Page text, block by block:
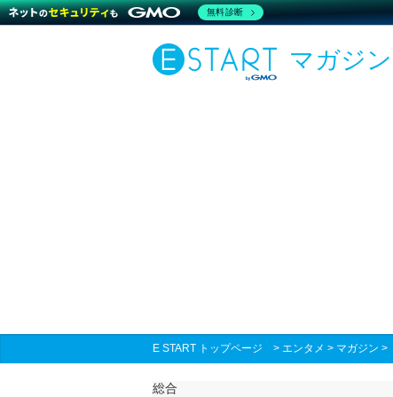
マガジン
E START トップページ > エンタメ > マガジン >
総合
無料診断